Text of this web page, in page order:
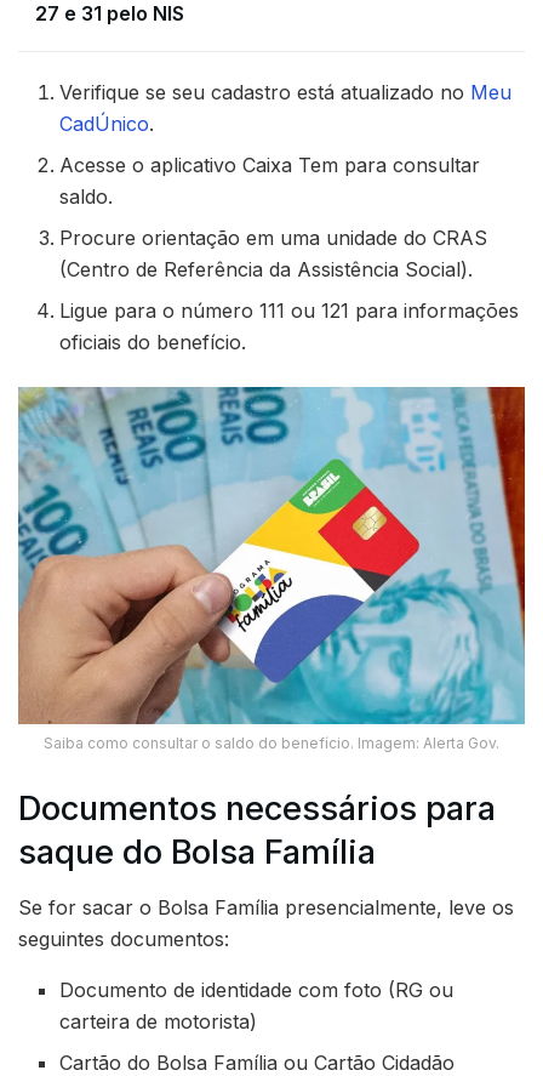
27 e 31 pelo NIS
Verifique se seu cadastro está atualizado no Meu
CadÚnico.
Acesse o aplicativo Caixa Tem para consultar
saldo.
Procure orientação em uma unidade do CRAS
(Centro de Referência da Assistência Social).
Ligue para o número 111 ou 121 para informações
oficiais do benefício.
Saiba como consultar o saldo do benefício. Imagem: Alerta Gov.
Documentos necessários para
saque do Bolsa Família
Se for sacar o Bolsa Família presencialmente, leve os
seguintes documentos:
Documento de identidade com foto (RG ou
carteira de motorista)
Cartão do Bolsa Família ou Cartão Cidadão